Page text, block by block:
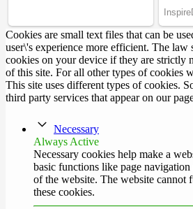
Cookies are small text files that can be
user\'s experience more efficient. The law
cookies on your device if they are strictly
of this site. For all other types of cookies
This site uses different types of cookies.
third party services that appear on our
Necessary
Always Active
Necessary cookies help make a
basic functions like page navigation
of the website. The website
these cookies.